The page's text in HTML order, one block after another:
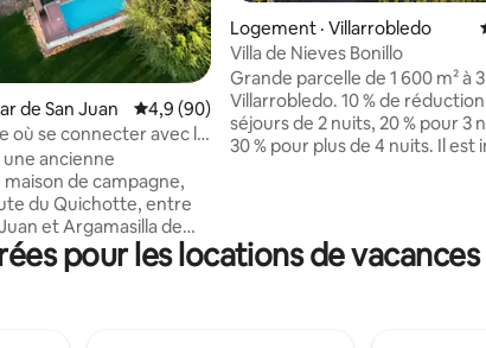
78 commentaires
de San Juan Note moyenne de 4,9 sur 5, 90
4,9 (90)
où se connecter avec la
une ancienne
maison de campagne,
du Quichotte, entre
et Argamasilla de
est une ancienne
rénovée du début du
Logement · Villarrobledo
Villa de Nieves Bonillo
Grande parcelle de 1 600 m² à
Villarrobledo. 10 % de réduction pour les
séjours de 2 nuits, 20 % pour 3
30 % pour plus de 4 nuits. Il est
de football, un panier et un
pour les locations de vacances